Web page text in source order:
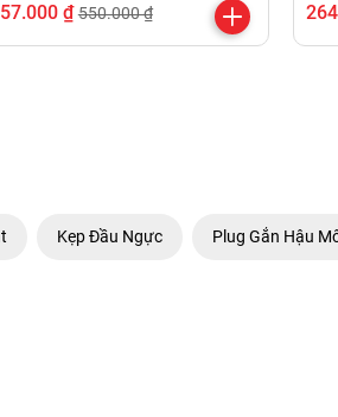
₫ 550.000 ₫
Kẹp Đầu Ngực Plug Gắn Hậu